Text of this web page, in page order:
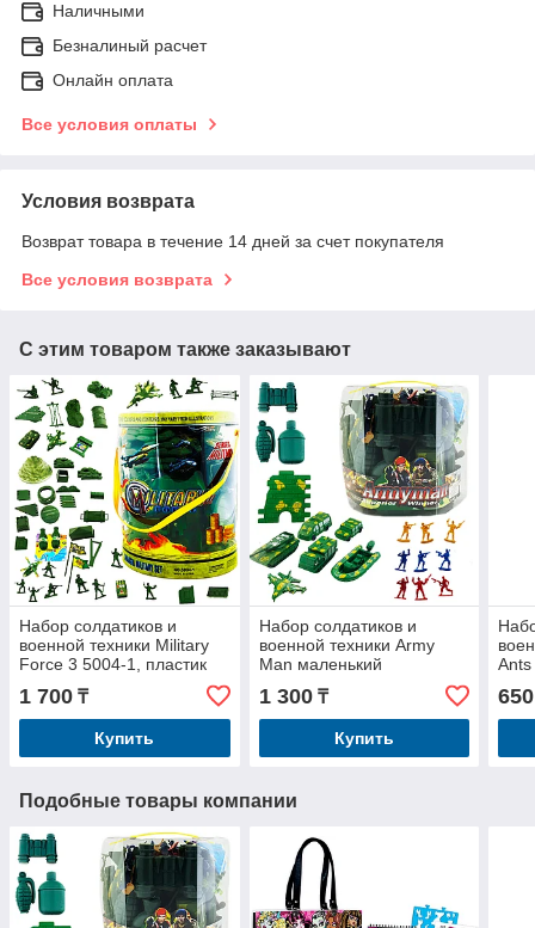
Наличными
Безналиный расчет
Онлайн оплата
Все условия оплаты
Условия возврата
Возврат товара в течение 14 дней за счет покупателя
Все условия возврата
С этим товаром также заказывают
Набор солдатиков и
военной техники Military
Force 3 5004-1, пластик
1 700 ₸
Купить
Набор солдатиков и
военной техники Army
Man маленький
1 300₸
Купить
Ants
650
Подобные товары компании